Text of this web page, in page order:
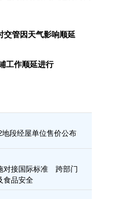
交管因天气影响顺延
工作顺延进行
段经屋单位售价公布
对接国际标准 跨部门
食品安全